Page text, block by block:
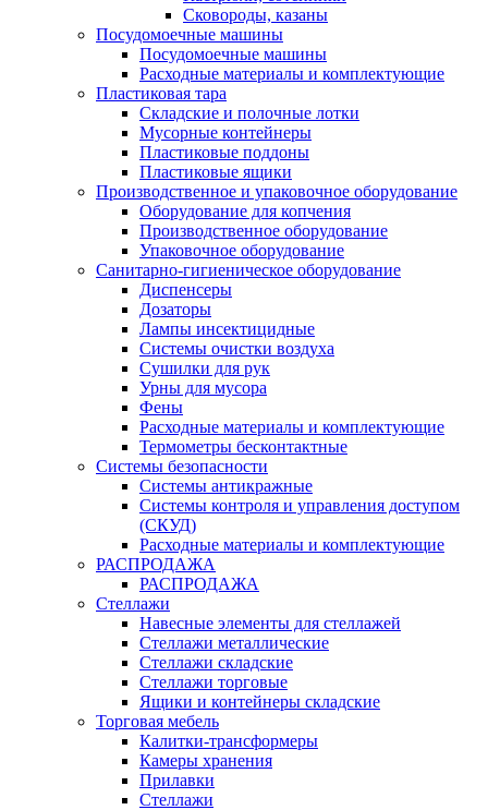
Сковороды, казаны
Посудомоечные машины
Посудомоечные машины
Расходные материалы и комплектующие
Пластиковая тара
Складские и полочные лотки
Мусорные контейнеры
Пластиковые поддоны
Пластиковые ящики
Производственное и упаковочное оборудование
Оборудование для копчения
Производственное оборудование
Упаковочное оборудование
Санитарно-гигиеническое оборудование
Диспенсеры
Дозаторы
Лампы инсектицидные
Системы очистки воздуха
Сушилки для рук
Урны для мусора
Фены
Расходные материалы и комплектующие
Термометры бесконтактные
Системы безопасности
Системы антикражные
Системы контроля и управления доступом
(СКУД)
Расходные материалы и комплектующие
РАСПРОДАЖА
РАСПРОДАЖА
Стеллажи
Навесные элементы для стеллажей
Стеллажи металлические
Стеллажи складские
Стеллажи торговые
Ящики и контейнеры складские
Торговая мебель
Калитки-трансформеры
Камеры хранения
Прилавки
Стеллажи